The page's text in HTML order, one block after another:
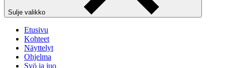
Sulje valikko
Etusivu
Kohteet
Näyttelyt
Ohjelma
Syö ja juo